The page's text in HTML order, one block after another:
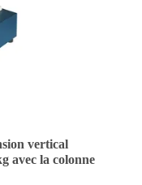
vertical
avec la colonne